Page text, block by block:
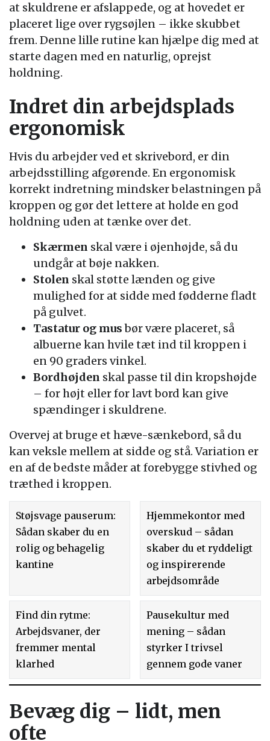
at skuldrene er afslappede, og at hovedet er
placeret lige over rygsøjlen – ikke skubbet
frem. Denne lille rutine kan hjælpe dig med at
starte dagen med en naturlig, oprejst
holdning.
Indret din arbejdsplads
ergonomisk
Hvis du arbejder ved et skrivebord, er din
arbejdsstilling afgørende. En ergonomisk
korrekt indretning mindsker belastningen på
kroppen og gør det lettere at holde en god
holdning uden at tænke over det.
Skærmen skal være i øjenhøjde, så du
undgår at bøje nakken.
Stolen skal støtte lænden og give
mulighed for at sidde med fødderne fladt
på gulvet.
Tastatur og musbør være placeret, så
albuerne kan hvile tæt ind til kroppen i
en 90 graders vinkel.
Bordhøjden skal passe til din kropshøjde
– for højt eller for lavt bord kan give
spændinger i skuldrene.
Overvej at bruge et hæve-sænkebord, så du
kan veksle mellem at sidde og stå. Variation er
en af de bedste måder at forebygge stivhed og
træthed i kroppen.
Støjsvage pauserum:
Sådan skaber du en
rolig og behagelig
kantine
Hjemmekontor med
overskud – sådan
skaber du et ryddeligt
og inspirerende
arbejdsområde
Find din rytme:
Arbejdsvaner, der
fremmer mental
klarhed
Pausekultur med
mening – sådan
styrker I trivsel
gennem gode vaner
Bevæg dig – lidt, men
ofte